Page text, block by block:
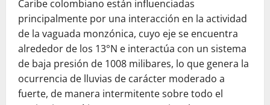
Caribe colombiano están influenciadas
principalmente por una interacción en la actividad
de la vaguada monzónica, cuyo eje se encuentra
alrededor de los 13°N e interactúa con un sistema
de baja presión de 1008 milibares, lo que genera la
ocurrencia de lluvias de carácter moderado a
fuerte, de manera intermitente sobre todo el